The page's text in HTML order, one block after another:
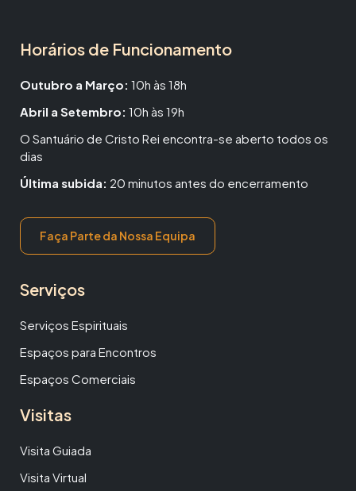
Horários de Funcionamento
Outubro a Março: 10h às 18h
Abril a Setembro: 10h às 19h
O Santuário de Cristo Rei encontra-se aberto todos os
dias
Última subida: 20 minutos antes do encerramento
Faça Parte da Nossa Equipa
Serviços
Serviços Espirituais
Espaços para Encontros
Espaços Comerciais
Visitas
Visita Guiada
Visita Virtual